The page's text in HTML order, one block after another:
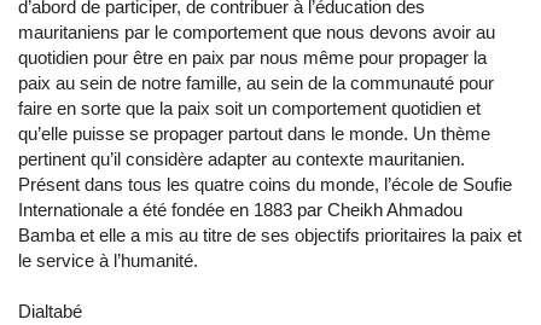
d’abord de participer, de contribuer à l’éducation des
mauritaniens par le comportement que nous devons avoir au
quotidien pour être en paix par nous même pour propager la
paix au sein de notre famille, au sein de la communauté pour
faire en sorte que la paix soit un comportement quotidien et
qu’elle puisse se propager partout dans le monde. Un thème
pertinent qu’il considère adapter au contexte mauritanien.
Présent dans tous les quatre coins du monde, l’école de Soufie
Internationale a été fondée en 1883 par Cheikh Ahmadou
Bamba et elle a mis au titre de ses objectifs prioritaires la paix et
le service à l’humanité.
Dialtabé